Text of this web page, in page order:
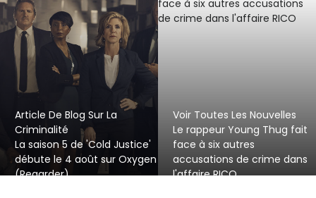
meurtre brutal, a déclaré un
avocat
Article De Blog Sur La
Criminalité
La saison 5 de 'Cold Justice'
débute le 4 août sur Oxygen
(Regarder)
Voir Toutes Les Nouvelles
Le rappeur Young Thug fait
face à six autres
accusations de crime dans
l'affaire RICO